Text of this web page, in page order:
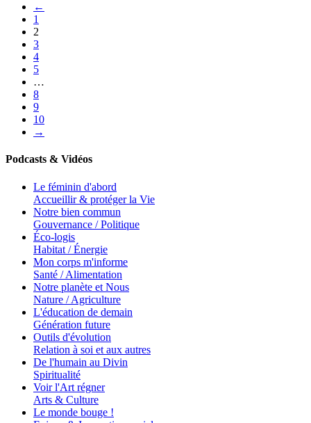
←
1
2
3
4
5
…
8
9
10
→
Podcasts & Vidéos
Le féminin d'abord
Accueillir & protéger la Vie
Notre bien commun
Gouvernance / Politique
Éco-logis
Habitat / Énergie
Mon corps m'informe
Santé / Alimentation
Notre planète et Nous
Nature / Agriculture
L'éducation de demain
Génération future
Outils d'évolution
Relation à soi et aux autres
De l'humain au Divin
Spiritualité
Voir l'Art régner
Arts & Culture
Le monde bouge !